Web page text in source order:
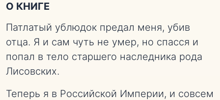
О КНИГЕ
Патлатый ублюдок предал меня, убив
отца. Я и сам чуть не умер, но спасся и
попал в тело старшего наследника рода
Лисовских.
Теперь я в Российской Империи, и совсем